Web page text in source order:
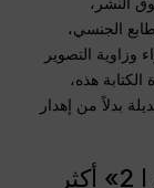
الجنسي،
وزاوية التصوير
هذه،
بدلاً من إهدار
هل القيود المفروضة على «سورا 2» أكثر